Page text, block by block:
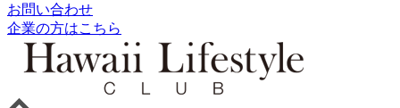
お問い合わせ
企業の方はこちら